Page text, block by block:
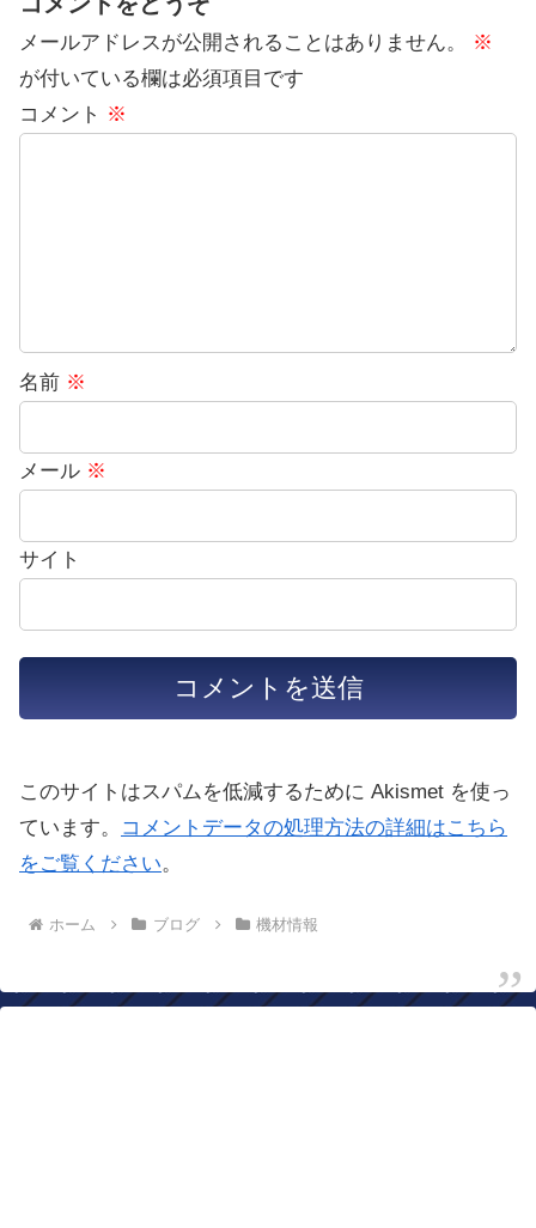
メールアドレスが公開されることはありません。
※
が付いている欄は必須項目です
コメント ※
名前 ※
メール ※
サイト
このサイトはスパムを低減するために Akismet を使っ
ています。
コメントデータの処理方法の詳細はこちら
をご覧ください。
ホーム ブログ 機材情報